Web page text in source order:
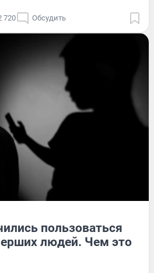
720 Обсудить
пользоваться
людей. Чем это